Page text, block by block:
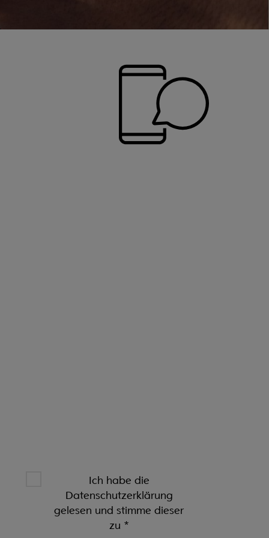
Ich habe die
Datenschutzerklärung
gelesen und stimme dieser
zu *